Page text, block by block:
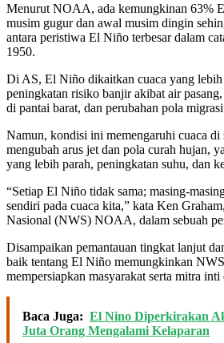
Menurut NOAA, ada kemungkinan 63%
musim gugur dan awal musim dingin
antara peristiwa El Niño terbesar dalam
1950.
Di AS, El Niño dikaitkan cuaca yang lebih
peningkatan risiko banjir akibat air
di pantai barat, dan perubahan pola
Namun, kondisi ini memengaruhi cuaca di
mengubah arus jet dan pola curah hujan,
yang lebih parah, peningkatan suhu, dan
“Setiap El Niño tidak sama; masing-
sendiri pada cuaca kita,” kata Ken
Nasional (NWS) NOAA, dalam sebuah
Disampaikan pemantauan tingkat lanjut
baik tentang El Niño memungkinkan
mempersiapkan masyarakat serta mitra
Baca Juga: El Nino Diperkirakan
Juta Orang Mengalami Kelaparan